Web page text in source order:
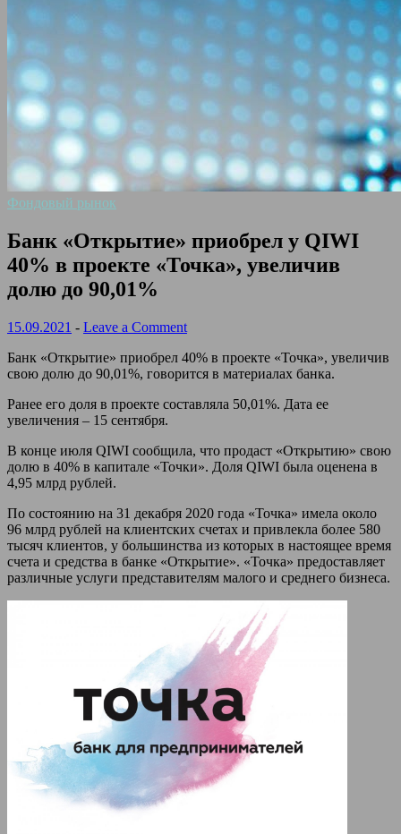
Фондовый рынок
Банк «Открытие» приобрел у QIWI
40% в проекте «Точка», увеличив
долю до 90,01%
15.09.2021 - Leave a Comment
Банк «Открытие» приобрел 40% в проекте «Точка», увеличив
свою долю до 90,01%, говорится в материалах банка.
Ранее его доля в проекте составляла 50,01%. Дата ее
увеличения – 15 сентября.
В конце июля QIWI сообщила, что продаст «Открытию» свою
долю в 40% в капитале «Точки». Доля QIWI была оценена в
4,95 млрд рублей.
По состоянию на 31 декабря 2020 года «Точка» имела около
96 млрд рублей на клиентских счетах и привлекла более 580
тысяч клиентов, у большинства из которых в настоящее время
счета и средства в банке «Открытие». «Точка» предоставляет
различные услуги представителям малого и среднего бизнеса.